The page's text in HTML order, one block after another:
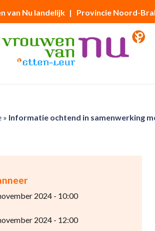
van Nu landelijk | Provincie Noord-
» Informatie ochtend in samenwerking
2024 - 10:00
2024 - 12:00